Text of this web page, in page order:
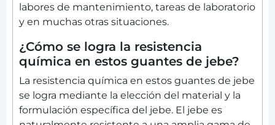
labores de mantenimiento, tareas de laboratorio
y en muchas otras situaciones.
¿Cómo se logra la resistencia
química en estos guantes de jebe?
La resistencia química en estos guantes de jebe
se logra mediante la elección del material y la
formulación específica del jebe. El jebe es